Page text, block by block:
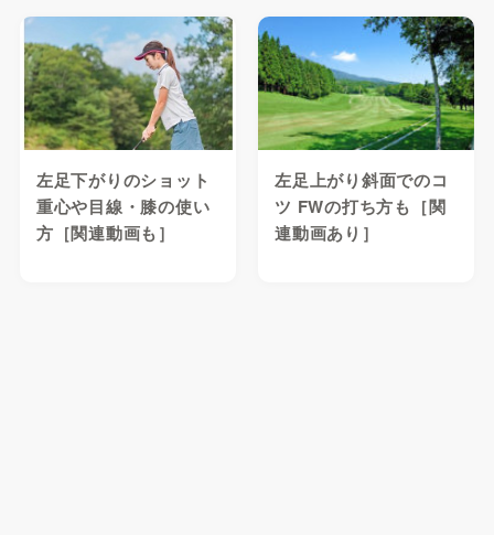
左足下がりのショット
重心や目線・膝の使い
方［関連動画も］
左足上がり斜面でのコ
ツ FWの打ち方も［関
連動画あり］